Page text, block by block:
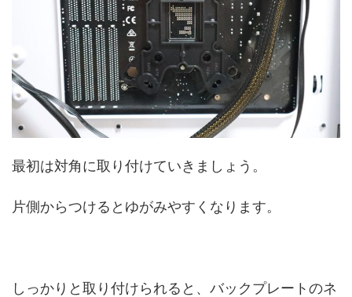
最初は対角に取り付けていきましょう。
片側からつけるとゆがみやすくなります。
しっかりと取り付けられると、バックプレートのネ